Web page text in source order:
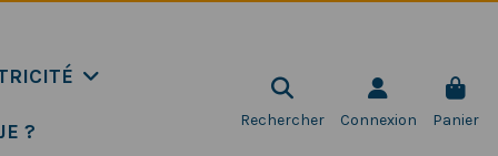
? Rechercher Connexion Panier